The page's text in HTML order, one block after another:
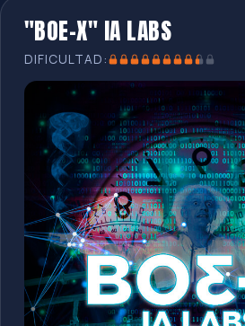
"BOE-X" IA LABS
DIFICULTAD: